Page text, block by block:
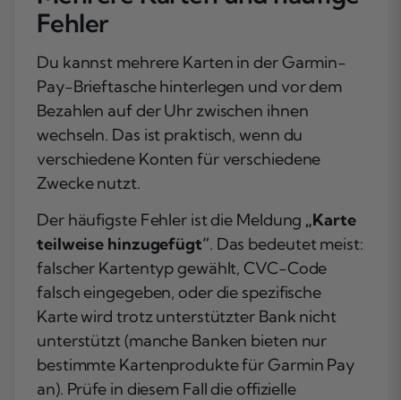
Fehler
Du kannst mehrere Karten in der Garmin-
Pay-Brieftasche hinterlegen und vor dem
Bezahlen auf der Uhr zwischen ihnen
wechseln. Das ist praktisch, wenn du
verschiedene Konten für verschiedene
Zwecke nutzt.
Der häufigste Fehler ist die Meldung „Karte
teilweise hinzugefügt“. Das bedeutet meist:
falscher Kartentyp gewählt, CVC-Code
falsch eingegeben, oder die spezifische
Karte wird trotz unterstützter Bank nicht
unterstützt (manche Banken bieten nur
bestimmte Kartenprodukte für Garmin Pay
an). Prüfe in diesem Fall die offizielle